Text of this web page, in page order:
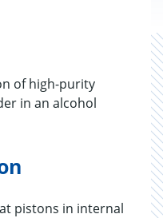
of high-purity
in an alcohol
pistons in internal